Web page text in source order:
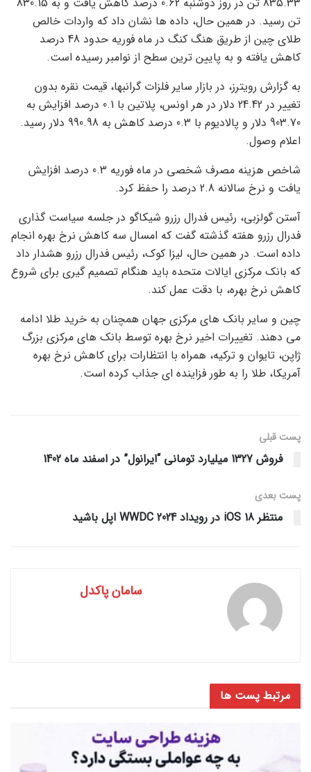
تن رسید. در همین حال، داده ها نشان داد که واردات خالص
طلای چین از طریق هنگ کنگ در ماه فوریه حدود 48 درصد
کاهش یافته و به پایین ترین سطح از نوامبر رسیده است.
به گزارش رویترز، در بازار سایر فلزات گرانبها، قیمت نقره بدون
تغییر در 24.42 دلار در هر اونس، پلاتین با 0.1 درصد افزایش به
903.70 دلار و پالادیوم با 0.3 درصد کاهش به 990.98 دلار رسید.
اعلام وصول.
شاخص هزینه مصرف شخصی در ماه فوریه 0.3 درصد افزایش
یافت و نرخ سالانه 2.8 درصد را حفظ کرد.
آستن گولزبی، رئیس فدرال رزرو شیکاگو در جلسه سیاست گذاری
فدرال رزرو هفته گذشته گفت که امسال سه کاهش نرخ بهره انجام
داده است. در همین حال، لیزا کوک، رئیس فدرال رزرو هشدار داد
که بانک مرکزی ایالات متحده باید هنگام تصمیم گیری برای شروع
کاهش نرخ بهره، با دقت عمل کند.
چین و سایر بانک های مرکزی جهان همچنان به خرید طلا ادامه
می دهند. تغییرات اخیر نرخ بهره توسط بانک های مرکزی بزرگ
ژاپن، تایوان و ترکیه، همراه با انتظارات برای کاهش نرخ بهره
آمریکا، طلا را به طور فزاینده ای جذاب کرده است.
پست قبلی
فروش 1327 میلیارد تومانی “ایرانول” در اسفند ماه 1402
پست‌ بعدی
منتظر iOS 18 در رویداد WWDC 2024 اپل باشید
سامان پاکدل
مرتبط پست ها